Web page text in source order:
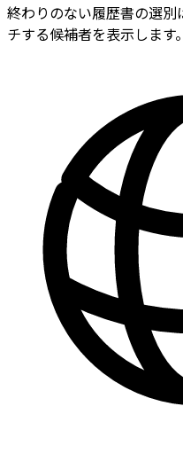
終わりのない履歴書の選
チする候補者を表示します。